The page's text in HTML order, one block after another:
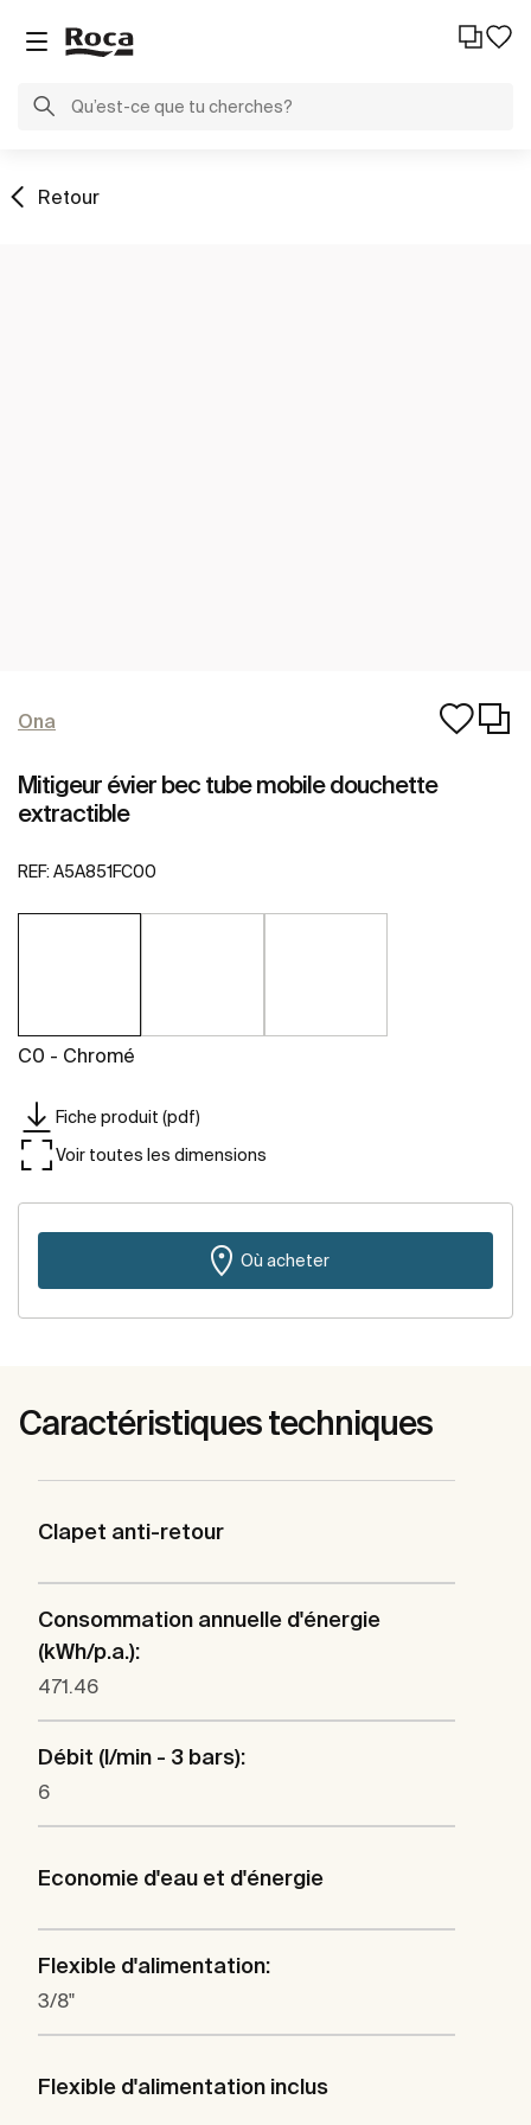
Retour
Ona
Mitigeur évier bec tube mobile douchette
extractible
REF: A5A851FC00
C0 - Chromé
Fiche produit (pdf)
Voir toutes les dimensions
Où acheter
Caractéristiques techniques
Clapet anti-retour
Consommation annuelle d'énergie
(kWh/p.a.):
471.46
Débit (l/min - 3 bars):
6
Economie d'eau et d'énergie
Flexible d'alimentation:
3/8"
Flexible d'alimentation inclus